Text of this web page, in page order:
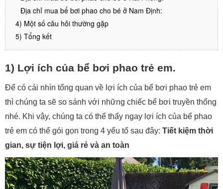
Địa chỉ mua bể bơi phao cho bé ở Nam Định:
4) Một số câu hỏi thường gặp
5) Tổng kết
1) Lợi ích của bể bơi phao trẻ em.
Để có cái nhìn tổng quan về lợi ích của bể bơi phao trẻ em
thì chúng ta sẽ so sánh với những chiếc bể bơi truyền thống
nhé. Khi vậy, chúng ta có thể thấy ngay lợi ích của bể phao
trẻ em có thể gói gọn trong 4 yếu tố sau đây: Tiết kiệm thời
gian, sự tiện lợi, giá rẻ và an toàn